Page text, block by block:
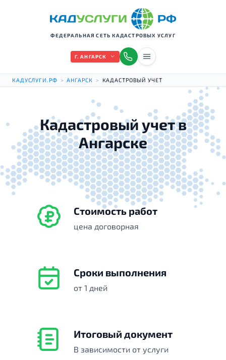
ФЕДЕРАЛЬНАЯ СЕТЬ КАДАСТРОВЫХ УСЛУГ
Г. АНГАРСК
КАДУСЛУГИ.РФ > АНГАРСК > КАДАСТРОВЫЙ УЧЕТ
Кадастровый учет в
Ангарске
Стоимость работ
цена договорная
Сроки выполнения
от 1 дней
Итоговый документ
В зависимости от услуги